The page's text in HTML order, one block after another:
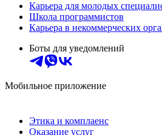
Карьера для молодых
Школа программистов
Карьера в некоммерческих
Боты для уведомлений
Мобильное приложение
Этика и комплаенс
Оказание услуг